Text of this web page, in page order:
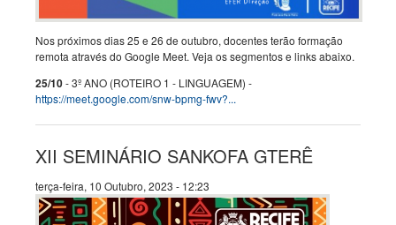
Nos próximos dias 25 e 26 de outubro, docentes terão formação
remota através do Google Meet. Veja os segmentos e links abaixo.
25/10- 3º ANO (ROTEIRO 1 - LINGUAGEM) -
https://meet.google.com/snw-bpmg-fwv?...
XII SEMINÁRIO SANKOFA GTERÊ
terça-feira, 10 Outubro, 2023 - 12:23